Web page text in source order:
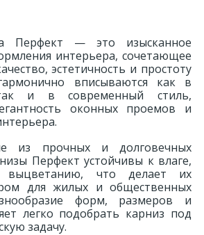
Перфект — это изысканное
интерьера, сочетающее
эстетичность и простоту
вписываются как в
так и в современный стиль,
оконных проемов и
из прочных и долговечных
Перфект устойчивы к влаге,
что делает их
для жилых и общественных
форм, размеров и
легко подобрать карниз под
задачу.